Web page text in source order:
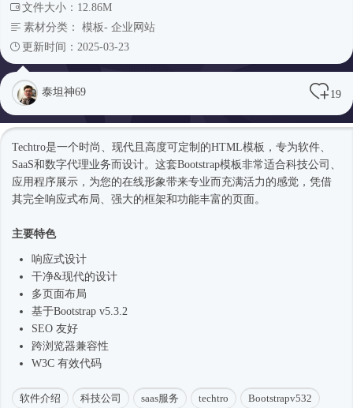
文件大小：12.86M
素材分类： 模板- 企业网站
更新时间：2025-03-23
泰坦神69 19
Techtro是一个 时尚 、现代且高度可定制的HTML模板 ，专为软件、
SaaS和数字代理业务而设计。这套Bootstrap模板非常适合科技公司、
应用程序展示，为您的在线形象带来专业而充满活力的感觉，凭借
其完全响应式布局、强大的框架和功能丰富的页面。
主要特色
响应式设计
干净&现代的设计
多页面布局
基于Bootstrap v5.3.2
SEO 友好
跨浏览器兼容性
W3C 有效代码
软件介绍 科技公司 saas服务 techtro Bootstrapv532